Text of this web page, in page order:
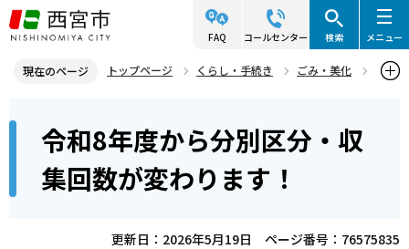
こ
の
ジ
頭
FAQ コールセンター 検索 メニュー
現在のページ トップページ くらし・手続き
ごみ・美化
令和8年度から分別区分・収
集回数が変わります！
更新日：2026年5月19日
ページ番号：76575835